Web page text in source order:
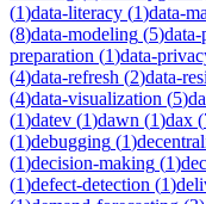
(1)data-literacy (1)data-
(8)data-modeling (5)
preparation (1)data-
(4)data-refresh (2)data-
(4)data-visualization (5)
(1)datev (1)dawn (1)dax (
(1)debugging (1)
(1)decision-making (1)
(1)defect-detection (1)